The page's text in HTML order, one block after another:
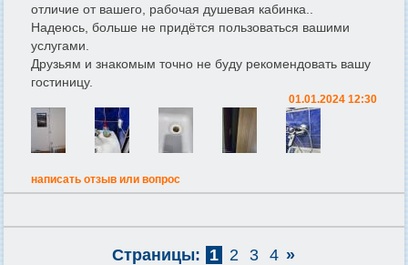
отличие от вашего, рабочая душевая кабинка..
Надеюсь, больше не придётся пользоваться вашими
услугами.
Друзьям и знакомым точно не буду рекомендовать вашу
гостиницу.
01.01.2024 12:30
написать отзыв или вопрос
Страницы: 1 2 3 4 »